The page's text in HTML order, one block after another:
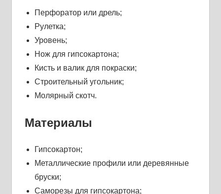
Перфоратор или дрель;
Рулетка;
Уровень;
Нож для гипсокартона;
Кисть и валик для покраски;
Строительный угольник;
Молярный скотч.
Материалы
Гипсокартон;
Металлические профили или деревянные
бруски;
Саморезы для гипсокартона;